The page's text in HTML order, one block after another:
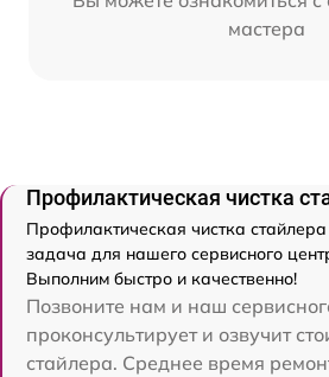
мастера
Профилактическая чистка
Профилактическая чистка
задача для нашего сервисного
Выполним быстро и качественно!
Позвоните нам и наш
проконсультирует и озвучит
стайлера. Среднее время